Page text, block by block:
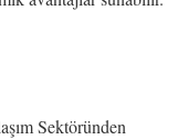
Sektöründen